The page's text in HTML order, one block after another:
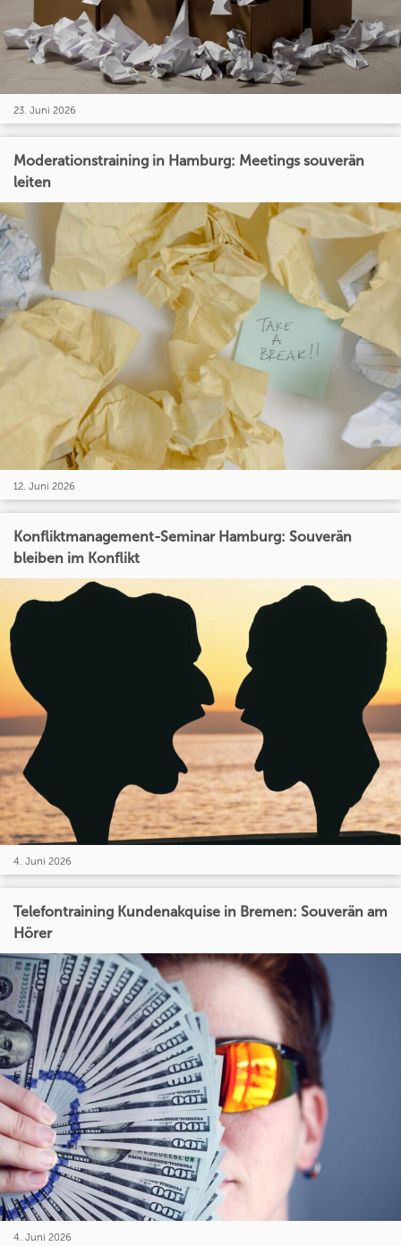
23. Juni 2026
Moderationstraining in Hamburg: Meetings souverän
leiten
12. Juni 2026
Konfliktmanagement-Seminar Hamburg: Souverän
bleiben im Konflikt
4. Juni 2026
Telefontraining Kundenakquise in Bremen: Souverän am
Hörer
4. Juni 2026